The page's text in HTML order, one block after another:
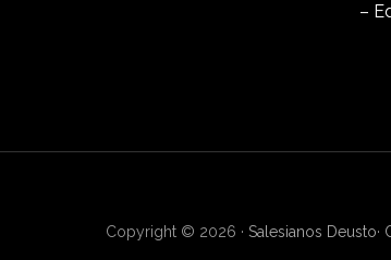
–
Copyright © 2026 · Salesianos Deusto·